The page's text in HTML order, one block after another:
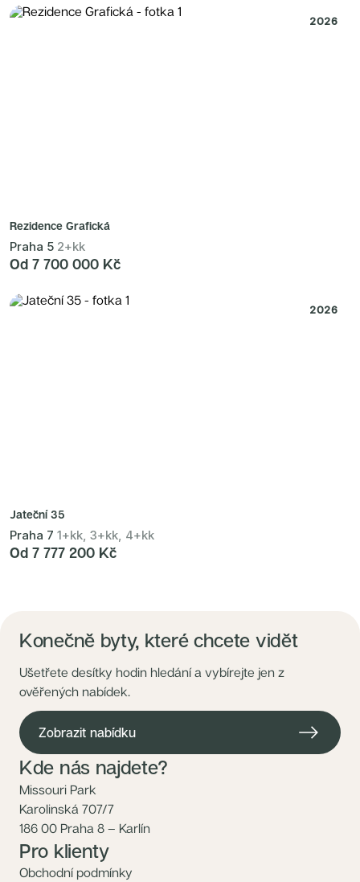
2026
Rezidence Grafická
Praha 5 2+kk
Od 7 700 000 Kč
2026
Jateční 35
Praha 7 1+kk, 3+kk, 4+kk
Od 7 777 200 Kč
Konečně byty, které chcete vidět
Ušetřete desítky hodin hledání a vybírejte jen z
ověřených nabídek.
Zobrazit nabídku
Kde nás najdete?
Missouri Park
Karolinská 707/7
186 00 Praha 8 – Karlín
Pro klienty
Obchodní podmínky